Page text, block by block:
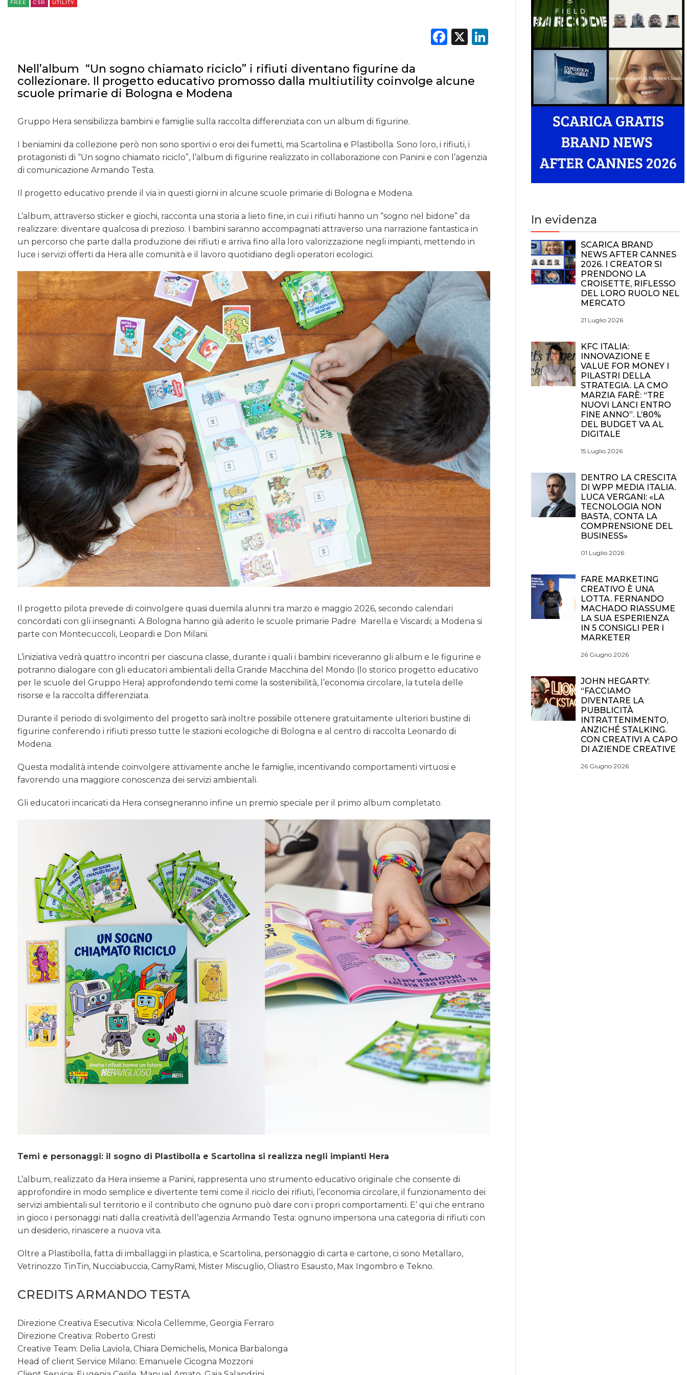
FREE CSR UTILITY
Facebook
X LinkedIn
Nell’album “Un sogno chiamato riciclo” i rifiuti diventano figurine da
collezionare. Il progetto educativo promosso dalla multiutility coinvolge alcune
scuole primarie di Bologna e Modena
Gruppo Hera sensibilizza bambini e famiglie sulla raccolta differenziata con un album di figurine.
I beniamini da collezione però non sono sportivi o eroi dei fumetti, ma Scartolina e Plastibolla. Sono loro, i rifiuti, i
protagonisti di “Un sogno chiamato riciclo”, l’album di figurine realizzato in collaborazione con Panini e con l’agenzia
di comunicazione Armando Testa.
Il progetto educativo prende il via in questi giorni in alcune scuole primarie di Bologna e Modena.
L’album, attraverso sticker e giochi, racconta una storia a lieto fine, in cui i rifiuti hanno un “sogno nel bidone” da
realizzare: diventare qualcosa di prezioso. I bambini saranno accompagnati attraverso una narrazione fantastica in
un percorso che parte dalla produzione dei rifiuti e arriva fino alla loro valorizzazione negli impianti, mettendo in
luce i servizi offerti da Hera alle comunità e il lavoro quotidiano degli operatori ecologici.
Il progetto pilota prevede di coinvolgere quasi duemila alunni tra marzo e maggio 2026, secondo calendari
concordati con gli insegnanti. A Bologna hanno già aderito le scuole primarie Padre Marella e Viscardi; a Modena si
parte con Montecuccoli, Leopardi e Don Milani.
L’iniziativa vedrà quattro incontri per ciascuna classe, durante i quali i bambini riceveranno gli album e le figurine e
potranno dialogare con gli educatori ambientali della Grande Macchina del Mondo (lo storico progetto educativo
per le scuole del Gruppo Hera) approfondendo temi come la sostenibilità, l’economia circolare, la tutela delle
risorse e la raccolta differenziata.
Durante il periodo di svolgimento del progetto sarà inoltre possibile ottenere gratuitamente ulteriori bustine di
figurine conferendo i rifiuti presso tutte le stazioni ecologiche di Bologna e al centro di raccolta Leonardo di
Modena.
Questa modalità intende coinvolgere attivamente anche le famiglie, incentivando comportamenti virtuosi e
favorendo una maggiore conoscenza dei servizi ambientali.
Gli educatori incaricati da Hera consegneranno infine un premio speciale per il primo album completato.
Temi e personaggi: il sogno di Plastibolla e Scartolina si realizza negli impianti Hera
L’album, realizzato da Hera insieme a Panini, rappresenta uno strumento educativo originale che consente di
approfondire in modo semplice e divertente temi come il riciclo dei rifiuti, l’economia circolare, il funzionamento dei
servizi ambientali sul territorio e il contributo che ognuno può dare con i propri comportamenti. E’ qui che entrano
in gioco i personaggi nati dalla creatività dell’agenzia Armando Testa: ognuno impersona una categoria di rifiuti con
un desiderio, rinascere a nuova vita.
Oltre a Plastibolla, fatta di imballaggi in plastica, e Scartolina, personaggio di carta e cartone, ci sono Metallaro,
Vetrinozzo TinTin, Nucciabuccia, CamyRami, Mister Miscuglio, Oliastro Esausto, Max Ingombro e Tekno.
CREDITS ARMANDO TESTA
Direzione Creativa Esecutiva: Nicola Cellemme, Georgia Ferraro
Direzione Creativa: Roberto Gresti
Creative Team: Delia Laviola, Chiara Demichelis, Monica Barbalonga
Head of client Service Milano: Emanuele Cicogna Mozzoni
In evidenza
SCARICA BRAND
NEWS AFTER CANNES
2026. I CREATOR SI
PRENDONO LA
CROISETTE, RIFLESSO
DEL LORO RUOLO NEL
MERCATO
21 Luglio 2026
KFC ITALIA:
INNOVAZIONE E
VALUE FOR MONEY I
PILASTRI DELLA
STRATEGIA. LA CMO
MARZIA FARÈ: “TRE
NUOVI LANCI ENTRO
FINE ANNO”. L’80%
DEL BUDGET VA AL
DIGITALE
15 Luglio 2026
DENTRO LA CRESCITA
DI WPP MEDIA ITALIA.
LUCA VERGANI: «LA
TECNOLOGIA NON
BASTA, CONTA LA
COMPRENSIONE DEL
BUSINESS»
01 Luglio 2026
FARE MARKETING
CREATIVO È UNA
LOTTA. FERNANDO
MACHADO RIASSUME
LA SUA ESPERIENZA
IN 5 CONSIGLI PER I
MARKETER
26 Giugno 2026
JOHN HEGARTY:
“FACCIAMO
DIVENTARE LA
PUBBLICITÀ
INTRATTENIMENTO,
ANZICHÉ STALKING.
CON CREATIVI A CAPO
DI AZIENDE CREATIVE
26 Giugno 2026